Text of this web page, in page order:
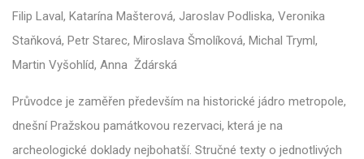
Filip Laval, Katarína Mašterová, Jaroslav Podliska, Veronika
Staňková, Petr Starec, Miroslava Šmolíková, Michal Tryml,
Martin Vyšohlíd, Anna Ždárská
Průvodce je zaměřen především na historické jádro metropole,
dnešní Pražskou památkovou rezervaci, která je na
archeologické doklady nejbohatší. Stručné texty o jednotlivých